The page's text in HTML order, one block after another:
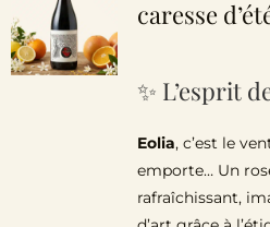
caresse
✨ L’esprit
Eolia, c’est le
emporte… Un
rafraîchissant,